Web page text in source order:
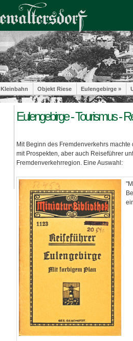
Kleinbahn Objekt Riese Eulengebirge »
Eulengebirge - Tourismus -
Mit Beginn des Fremdenverkehrs
mit Prospekten, aber auch Reiseführer
Fremdenverkehrregion. Eine Auswahl: